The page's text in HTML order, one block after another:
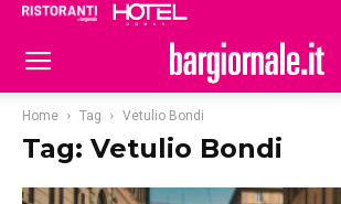
Home Tag Vetulio Bondi
Tag: Vetulio Bondi